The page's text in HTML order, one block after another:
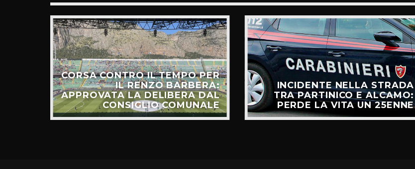
CORSA CONTRO IL TEMPO PER
IL RENZO BARBERA:
APPROVATA LA DELIBERA DAL
CONSIGLIO COMUNALE
INCIDENTE NELLA STRADA
TRA PARTINICO E ALCAMO:
PERDE LA VITA UN 25ENNE